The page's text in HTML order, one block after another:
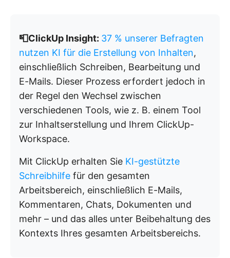
📮ClickUp Insight: 37 % unserer Befragten
nutzen KI für die Erstellung von Inhalten,
einschließlich Schreiben, Bearbeitung und
E-Mails. Dieser Prozess erfordert jedoch in
der Regel den Wechsel zwischen
verschiedenen Tools, wie z. B. einem Tool
zur Inhaltserstellung und Ihrem ClickUp-
Workspace.
Mit ClickUp erhalten Sie KI-gestützte
Schreibhilfe für den gesamten
Arbeitsbereich, einschließlich E-Mails,
Kommentaren, Chats, Dokumenten und
mehr – und das alles unter Beibehaltung des
Kontexts Ihres gesamten Arbeitsbereichs.